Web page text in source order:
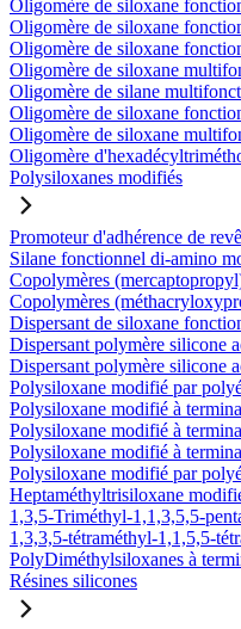
Oligomère de siloxane
Oligomère de siloxane
Oligomère de siloxane
Oligomère de siloxane
Oligomère de silane
Oligomère de siloxane
Oligomère de siloxane
Oligomère
Polysiloxanes modifiés
Promoteur d'adhérence de
Silane fonctionnel di-amino
Copolymères
Copolymères
Dispersant de siloxane
Dispersant polymère silicone
Dispersant polymère silicone
Polysiloxane modifié par
Polysiloxane modifié à
Polysiloxane modifié à
Polysiloxane modifié à
Polysiloxane modifié par
Heptaméthyltrisiloxane
1,3,5-Triméthyl-1,1,3,5,5-
1,3,3,5-tétraméthyl-1,1,5,5-
PolyDiméthylsiloxanes à
Résines silicones